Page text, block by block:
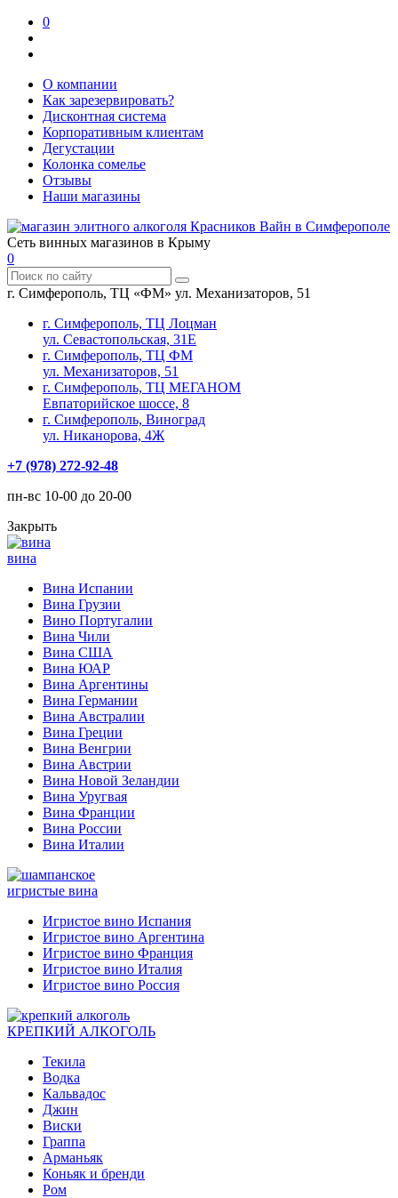
0
О компании
Как зарезервировать?
Дисконтная система
Корпоративным клиентам
Дегустации
Колонка сомелье
Отзывы
Наши магазины
Сеть винных магазинов в Крыму
0
г. Симферополь, ТЦ «ФМ» ул. Механизаторов, 51
г. Симферополь, ТЦ Лоцман
ул. Севастопольская, 31Е
г. Симферополь, ТЦ ФМ
ул. Механизаторов, 51
г. Симферополь, ТЦ МЕГАНОМ
Евпаторийское шоссе, 8
г. Симферополь, Виноград
ул. Никанорова, 4Ж
+7 (978) 272-92-48
пн-вс 10-00 до 20-00
Закрыть
вина
Вина Испании
Вина Грузии
Вино Португалии
Вина Чили
Вина США
Вина ЮАР
Вина Аргентины
Вина Германии
Вина Австралии
Вина Греции
Вина Венгрии
Вина Австрии
Вина Новой Зеландии
Вина Уругвая
Вина Франции
Вина России
Вина Италии
игристые вина
Игристое вино Испания
Игристое вино Аргентина
Игристое вино Франция
Игристое вино Италия
Игристое вино Россия
КРЕПКИЙ АЛКОГОЛЬ
Текила
Водка
Кальвадос
Джин
Виски
Граппа
Арманьяк
Коньяк и бренди
Ром